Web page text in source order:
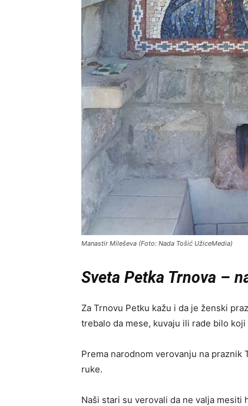
Manastir Mileševa (Foto: Nada Tošić UžiceMedia)
Sveta Petka Trnova –
Za Trnovu Petku kažu i da je ženski
trebalo da mese, kuvaju ili rade bilo
Prema narodnom verovanju na
ruke.
Naši stari su verovali da ne valja